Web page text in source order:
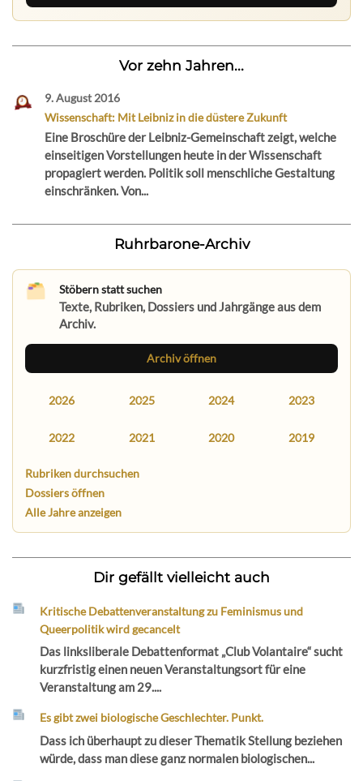
Vor zehn Jahren...
9. August 2016
Wissenschaft: Mit Leibniz in die düstere Zukunft
Eine Broschüre der Leibniz-Gemeinschaft zeigt, welche
einseitigen Vorstellungen heute in der Wissenschaft
propagiert werden. Politik soll menschliche Gestaltung
einschränken. Von...
Ruhrbarone-Archiv
Stöbern statt suchen
Texte, Rubriken, Dossiers und Jahrgänge aus dem
Archiv.
Archiv öffnen
2026 2025 2024 2023
2022 2021 2020 2019
Rubriken durchsuchen
Dossiers öffnen
Alle Jahre anzeigen
Dir gefällt vielleicht auch
Kritische Debattenveranstaltung zu Feminismus und
Queerpolitik wird gecancelt
Das linksliberale Debattenformat „Club Volantaire“ sucht
kurzfristig einen neuen Veranstaltungsort für eine
Veranstaltung am 29....
Es gibt zwei biologische Geschlechter. Punkt.
Dass ich überhaupt zu dieser Thematik Stellung beziehen
würde, dass man diese ganz normalen biologischen...